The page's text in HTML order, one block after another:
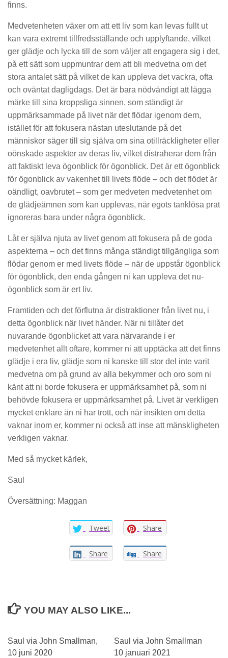
finns.
Medvetenheten växer om att ett liv som kan levas fullt ut
kan vara extremt tillfredsställande och upplyftande, vilket
ger glädje och lycka till de som väljer att engagera sig i det,
på ett sätt som uppmuntrar dem att bli medvetna om det
stora antalet sätt på vilket de kan uppleva det vackra, ofta
och oväntat dagligdags. Det är bara nödvändigt att lägga
märke till sina kroppsliga sinnen, som ständigt är
uppmärksammade på livet när det flödar igenom dem,
istället för att fokusera nästan uteslutande på det
människor säger till sig själva om sina otillräckligheter eller
oönskade aspekter av deras liv, vilket distraherar dem från
att faktiskt leva ögonblick för ögonblick. Det är ett ögonblick
för ögonblick av vakenhet till livets flöde – och det flödet är
oändligt, oavbrutet – som ger medveten medvetenhet om
de glädjeämnen som kan upplevas, när egots tanklösa prat
ignoreras bara under några ögonblick.
Låt er själva njuta av livet genom att fokusera på de goda
aspekterna – och det finns många ständigt tillgängliga som
flödar genom er med livets flöde – när de uppstår ögonblick
för ögonblick, den enda gången ni kan uppleva det nu-
ögonblick som är ert liv.
Framtiden och det förflutna är distraktioner från livet nu, i
detta ögonblick när livet händer. När ni tillåter det
nuvarande ögonblicket att vara närvarande i er
medvetenhet allt oftare, kommer ni att upptäcka att det finns
glädje i era liv, glädje som ni kanske till stor del inte varit
medvetna om på grund av alla bekymmer och oro som ni
känt att ni borde fokusera er uppmärksamhet på, som ni
behövde fokusera er uppmärksamhet på. Livet är verkligen
mycket enklare än ni har trott, och när insikten om detta
vaknar inom er, kommer ni också att inse att mänskligheten
verkligen vaknar.
Med så mycket kärlek,
Saul
Översättning: Maggan
Tweet Share
Share Share
YOU MAY ALSO LIKE...
Saul via John Smallman,
10 juni 2020
Saul via John Smallman
10 januari 2021